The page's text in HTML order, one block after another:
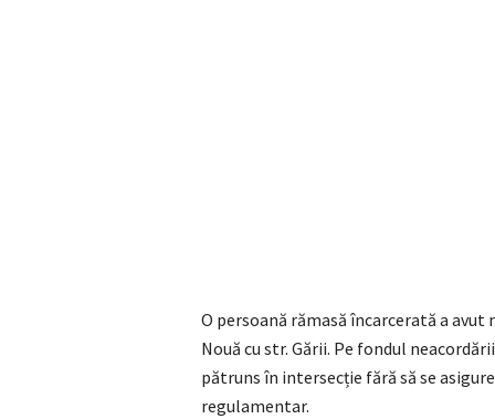
O persoană rămasă încarcerată a
Nouă cu str. Gării. Pe fondul
pătruns în intersecție fără să se
regulamentar.